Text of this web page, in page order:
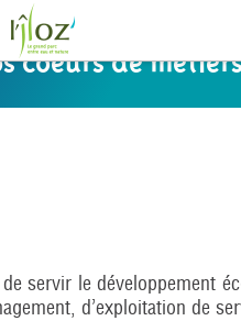
SPL SEGAPAL
coeurs de
servir le développement
d’exploitation de